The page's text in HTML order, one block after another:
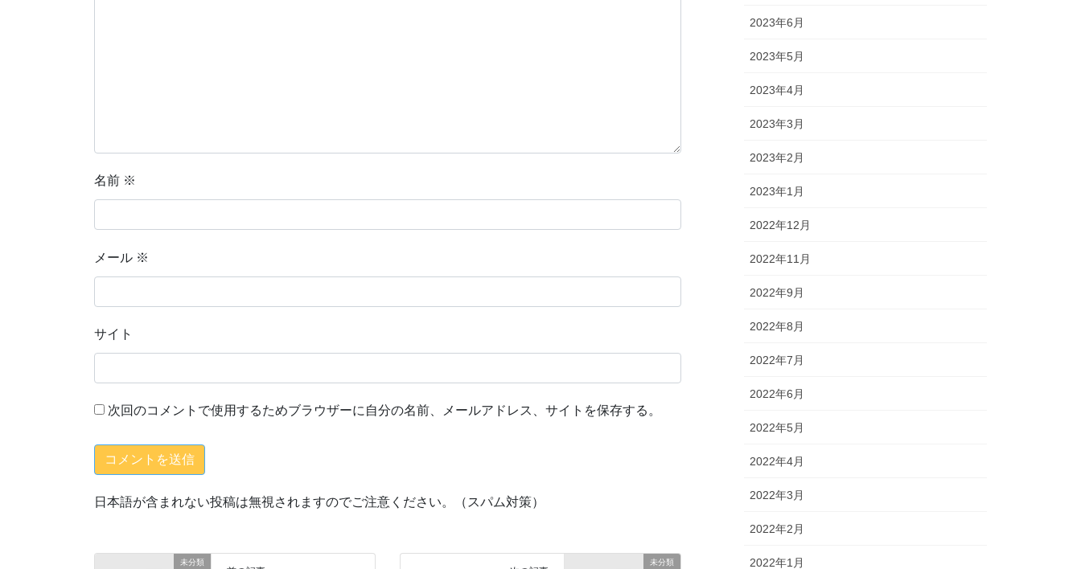
名前 ※
メール ※
サイト
次回のコメントで使用するためブラウザーに自分の名前、メールアドレス、サイトを保存する。
日本語が含まれない投稿は無視されますのでご注意ください。（スパム対策）
未分類 未分類
2023年6月
2023年5月
2023年4月
2023年3月
2023年2月
2023年1月
2022年12月
2022年11月
2022年9月
2022年8月
2022年7月
2022年6月
2022年5月
2022年4月
2022年3月
2022年2月
2022年1月